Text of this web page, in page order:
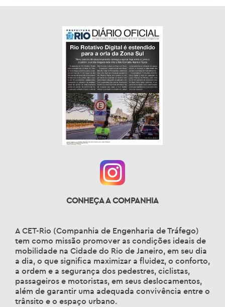
CONHEÇA A COMPANHIA
A CET-Rio (Companhia de Engenharia de Tráfego)
tem como missão promover as condições ideais de
mobilidade na Cidade do Rio de Janeiro, em seu dia
a dia, o que significa maximizar a fluidez, o conforto,
a ordem e a segurança dos pedestres, ciclistas,
passageiros e motoristas, em seus deslocamentos,
além de garantir uma adequada convivência entre o
trânsito e o espaço urbano.